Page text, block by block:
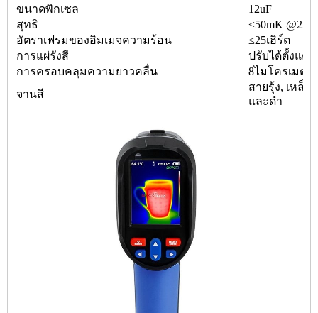
ขนาดพิกเซล
12uF
สุทธิ
≤50mK
อัตราเฟรมของอิมเมจความร้อน
≤25เฮิร์ต
การแผ่รังสี
ปรับได้ตั้งแต่
การครอบคลุมความยาวคลื่น
8ไมโครเมตร
จานสี
สายรุ้ง, เหล็ก
และดำ